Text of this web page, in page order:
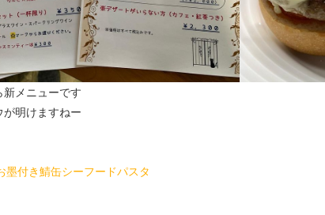
新メニューです
明けますねー
付き鯖缶シーフードパスタ